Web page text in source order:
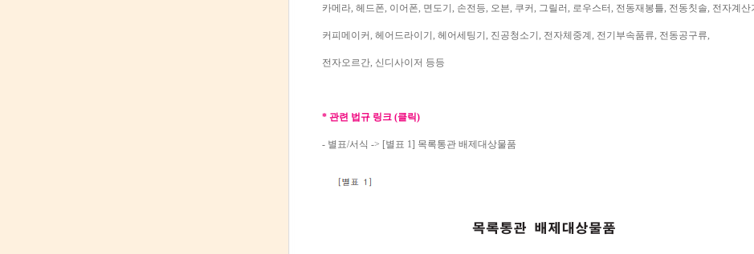
카메라, 헤드폰, 이어폰, 면도기, 손전등, 오븐, 쿠커, 그릴러, 로우스터, 전동재봉틀, 전동칫솔, 전자계산
커피메이커, 헤어드라이기, 헤어세팅기, 진공청소기, 전자체중계, 전기부속품류, 전동공구류,
전자오르간, 신디사이저 등등
* 관련 법규 링크 (클릭)
- 별표/서식 -> [별표 1] 목록통관 배제대상물품